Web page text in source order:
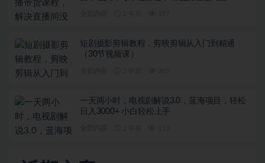
短剧摄影剪辑教程，剪映剪辑从入门到精通
（30节视频课）
一天两小时，电视剧解说3.0，蓝海项目，轻松
日入3000+ 小白轻松上手